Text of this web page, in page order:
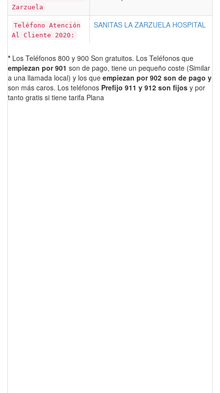
Zarzuela
Teléfono Atención
Al Cliente 2020:
SANITAS LA ZARZUELA HOSPITAL
* Los Teléfonos 800 y 900 Son gratuitos. Los Teléfonos que
empiezan por 901 son de pago, tiene un pequeño coste (Similar
a una llamada local) y los que empiezan por 902 son de pago y
son más caros. Los teléfonos Prefijo 911 y 912 son fijos y por
tanto gratis si tiene tarifa Plana